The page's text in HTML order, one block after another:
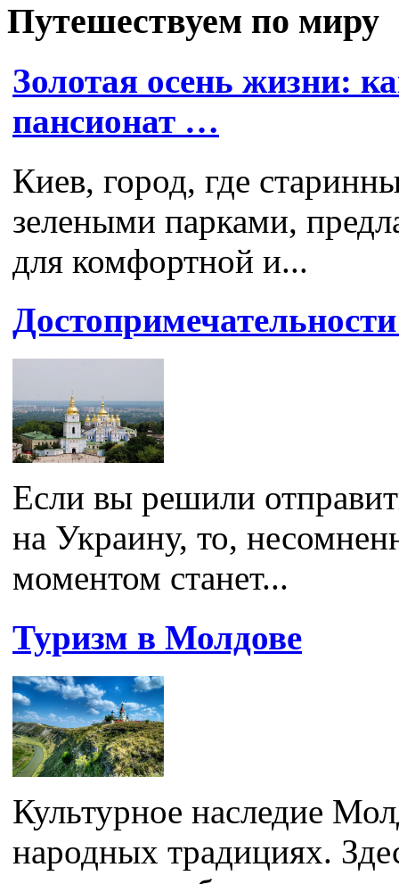
Путешествуем по миру
Золотая осень жизни:
пансионат …
Киев, город, где
зелеными парками,
для комфортной и...
Если вы решили
на Украину, то,
моментом станет...
Туризм в Молдове
Культурное наследие
народных традициях.